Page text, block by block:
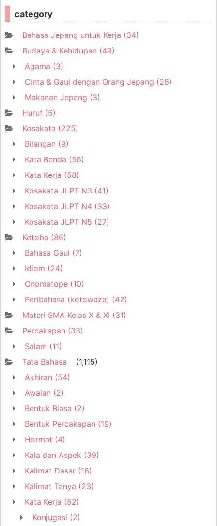
category
Bahasa Jepang untuk Kerja (34)
Budaya & Kehidupan (49)
Agama (3)
Cinta & Gaul dengan Orang Jepang (26)
Makanan Jepang (3)
Huruf (5)
Kosakata (225)
Bilangan (9)
Kata Benda (56)
Kata Kerja (58)
Kosakata JLPT N3 (41)
Kosakata JLPT N4 (33)
Kosakata JLPT N5 (27)
Kotoba (86)
Bahasa Gaul (7)
Idiom (24)
Onomatope (10)
Peribahasa (kotowaza) (42)
Materi SMA Kelas X & XI (31)
Percakapan (33)
Salam (11)
Tata Bahasa
(1,115)
Akhiran (54)
Awalan (2)
Bentuk Biasa (2)
Bentuk Percakapan (19)
Hormat (4)
Kala dan Aspek (39)
Kalimat Dasar (16)
Kalimat Tanya (23)
Kata Kerja (52)
Konjugasi (2)